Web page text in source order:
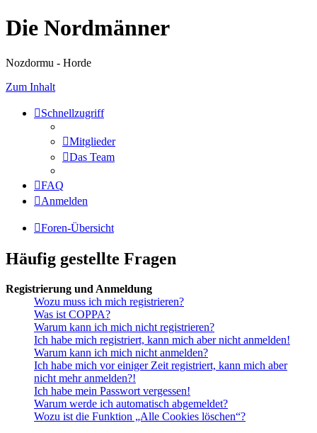
Die Nordmänner
Nozdormu - Horde
Zum Inhalt
Schnellzugriff
Mitglieder
Das Team
FAQ
Anmelden
Foren-Übersicht
Häufig gestellte Fragen
Registrierung und Anmeldung
Wozu muss ich mich registrieren?
Was ist COPPA?
Warum kann ich mich nicht registrieren?
Ich habe mich registriert, kann mich aber nicht anmelden!
Warum kann ich mich nicht anmelden?
Ich habe mich vor einiger Zeit registriert, kann mich aber
nicht mehr anmelden?!
Ich habe mein Passwort vergessen!
Warum werde ich automatisch abgemeldet?
Wozu ist die Funktion „Alle Cookies löschen“?